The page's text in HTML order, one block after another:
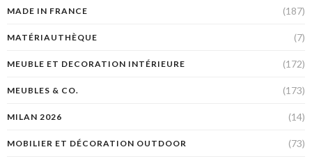
MADE IN FRANCE (187)
MATÉRIAUTHÈQUE (7)
MEUBLE ET DECORATION INTÉRIEURE (172)
MEUBLES & CO. (173)
MILAN 2026 (14)
MOBILIER ET DÉCORATION OUTDOOR (73)